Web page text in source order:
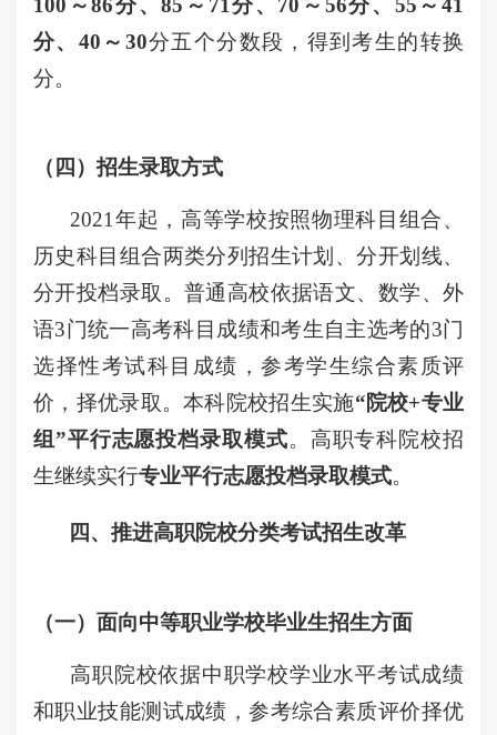
100～86分、85～71分、70～56分、55～41
分、40～30分五个分数段，得到考生的转换
分。
（四）招生录取方式
2021年起，高等学校按照物理科目组合、
历史科目组合两类分列招生计划、分开划线、
分开投档录取。普通高校依据语文、数学、外
语3门统一高考科目成绩和考生自主选考的3门
选择性考试科目成绩，参考学生综合素质评
价，择优录取。本科院校招生实施“院校+专业
组”平行志愿投档录取模式。高职专科院校招
生继续实行专业平行志愿投档录取模式。
四、推进高职院校分类考试招生改革
（一）面向中等职业学校毕业生招生方面
高职院校依据中职学校学业水平考试成绩
和职业技能测试成绩，参考综合素质评价择优